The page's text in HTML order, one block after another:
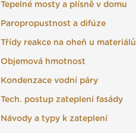
Tepelné mosty a plísně v domu
Paropropustnost a difúze
Třídy reakce na oheň u materiálů
Objemová hmotnost
Kondenzace vodní páry
Tech. postup zateplení fasády
Návody a typy k zateplení